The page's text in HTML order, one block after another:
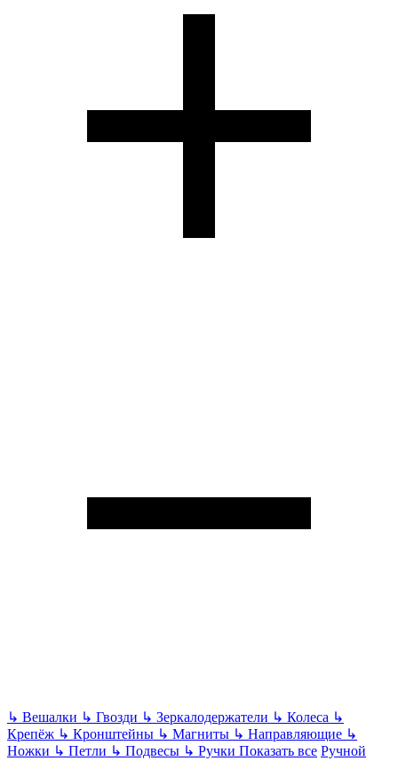
↳ Вешалки ↳ Гвозди ↳ Зеркалодержатели ↳ Колеса ↳
Крепёж ↳ Кронштейны ↳ Магниты ↳ Направляющие ↳
Ножки ↳ Петли ↳ Подвесы ↳ Ручки Показать все Ручной